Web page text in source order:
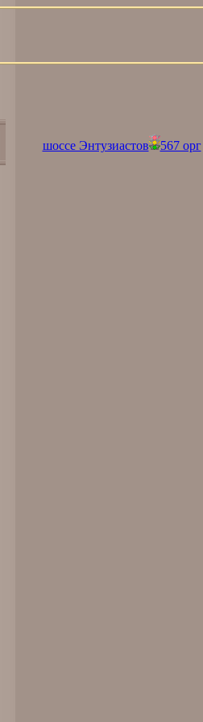
шоссе Энтузиастов 567 орг